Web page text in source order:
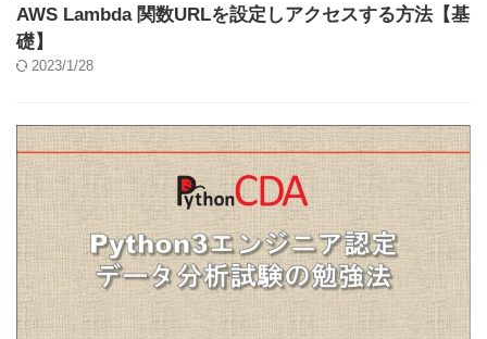
AWS Lambda 関数URLを設定しアクセスする方法【基
礎】
2023/1/28